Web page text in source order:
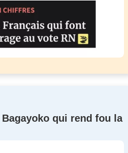
qui rend fou la